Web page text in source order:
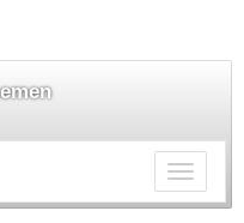
チ
ー